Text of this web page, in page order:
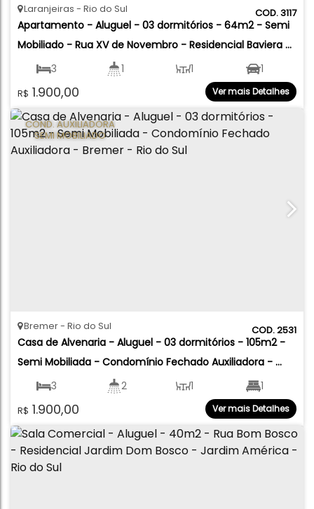
3117
Apartamento - Aluguel - 03 dormitórios - 64m2 - Semi
Mobiliado - Rua XV de Novembro - Residencial Baviera -
Laranjeiras - Rio do Sul
R$ 1.900,00
Laranjeiras Rio do Sul
3 1
64.70m²
1 1
Ver mais Detalhes
COND. AUXILIADORA
SEMI MOBILIADO
2531
Casa de Alvenaria - Aluguel - 03 dormitórios - 105m2 -
Semi Mobiliada - Condomínio Fechado Auxiliadora -
Bremer - Rio do Sul
R$ 1.900,00
Bremer Rio do Sul
3 2 1 1
1 568.00m²
Ver mais Detalhes